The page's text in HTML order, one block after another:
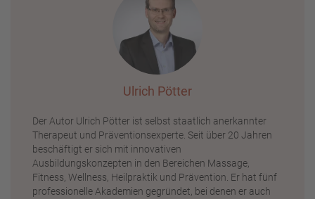
Ulrich Pötter
Der Autor Ulrich Pötter ist selbst staatlich anerkannter
Therapeut und Präventionsexperte. Seit über 20 Jahren
beschäftigt er sich mit innovativen
Ausbildungskonzepten in den Bereichen Massage,
Fitness, Wellness, Heilpraktik und Prävention. Er hat fünf
professionelle Akademien gegründet, bei denen er auch